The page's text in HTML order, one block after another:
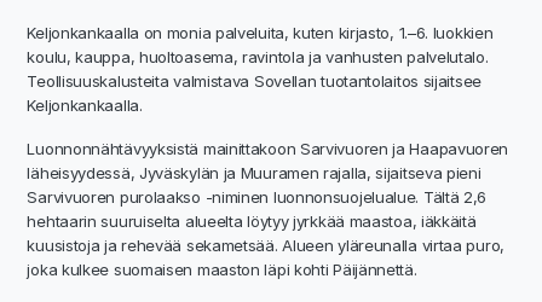
Keljonkankaalla on monia palveluita, kuten kirjasto, 1.–6. luokkien
koulu, kauppa, huoltoasema, ravintola ja vanhusten palvelutalo.
Teollisuuskalusteita valmistava Sovellan tuotantolaitos sijaitsee
Keljonkankaalla.
Luonnonnähtävyyksistä mainittakoon Sarvivuoren ja Haapavuoren
läheisyydessä, Jyväskylän ja Muuramen rajalla, sijaitseva pieni
Sarvivuoren purolaakso -niminen luonnonsuojelualue. Tältä 2,6
hehtaarin suuruiselta alueelta löytyy jyrkkää maastoa, iäkkäitä
kuusistoja ja rehevää sekametsää. Alueen yläreunalla virtaa puro,
joka kulkee suomaisen maaston läpi kohti Päijännettä.